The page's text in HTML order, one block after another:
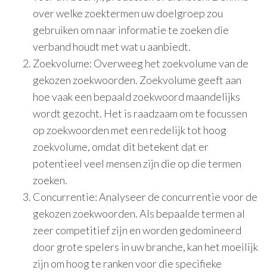
over welke zoektermen uw doelgroep zou
gebruiken om naar informatie te zoeken die
verband houdt met wat u aanbiedt.
Zoekvolume: Overweeg het zoekvolume van de
gekozen zoekwoorden. Zoekvolume geeft aan
hoe vaak een bepaald zoekwoord maandelijks
wordt gezocht. Het is raadzaam om te focussen
op zoekwoorden met een redelijk tot hoog
zoekvolume, omdat dit betekent dat er
potentieel veel mensen zijn die op die termen
zoeken.
Concurrentie: Analyseer de concurrentie voor de
gekozen zoekwoorden. Als bepaalde termen al
zeer competitief zijn en worden gedomineerd
door grote spelers in uw branche, kan het moeilijk
zijn om hoog te ranken voor die specifieke